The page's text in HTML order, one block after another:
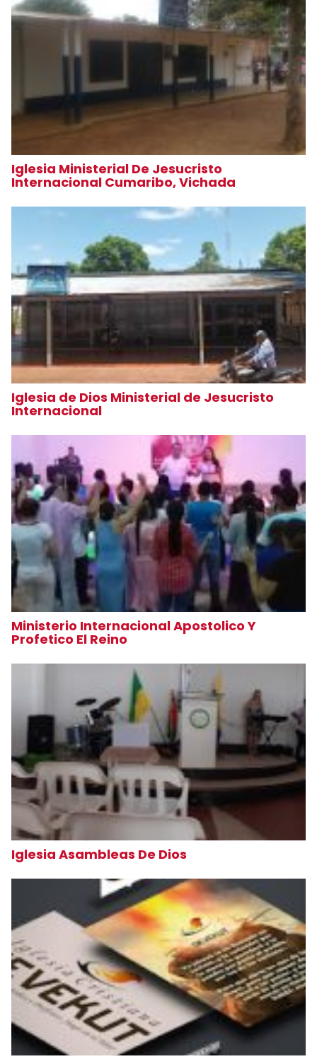
Iglesia Ministerial De Jesucristo
Internacional Cumaribo, Vichada
Iglesia de Dios Ministerial de Jesucristo
Internacional
Ministerio Internacional Apostolico Y
Profetico El Reino
Iglesia Asambleas De Dios